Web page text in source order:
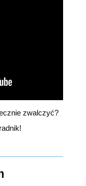
zwalczyć?